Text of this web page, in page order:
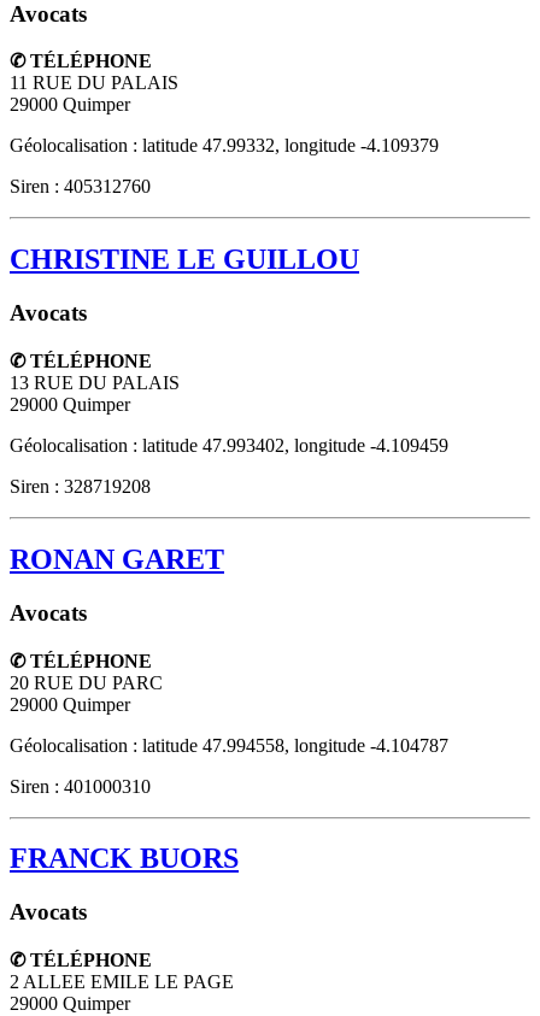
Avocats
✆ TÉLÉPHONE
11 RUE DU PALAIS
29000 Quimper
Géolocalisation : latitude 47.99332, longitude -4.109379
Siren : 405312760
CHRISTINE LE GUILLOU
Avocats
✆ TÉLÉPHONE
13 RUE DU PALAIS
29000 Quimper
Géolocalisation : latitude 47.993402, longitude -4.109459
Siren : 328719208
RONAN GARET
Avocats
✆ TÉLÉPHONE
20 RUE DU PARC
29000 Quimper
Géolocalisation : latitude 47.994558, longitude -4.104787
Siren : 401000310
FRANCK BUORS
Avocats
✆ TÉLÉPHONE
2 ALLEE EMILE LE PAGE
29000 Quimper